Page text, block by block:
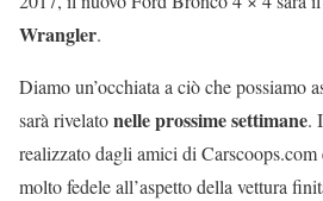
Wrangler.
Diamo un’occhiata a ciò che possiamo
sarà rivelatonelle prossime settimane.
realizzato dagli amici di Carscoops.com
molto fedele all’aspetto della vettura